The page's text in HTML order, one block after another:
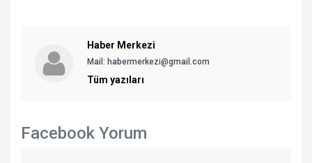
Haber Merkezi
Mail: habermerkezi@gmail.com
Tüm yazıları
Facebook Yorum